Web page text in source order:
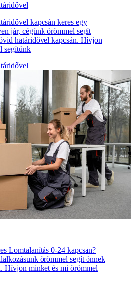
kapcsán keres egy
jár, cégünk örömmel segít
határidővel kapcsán. Hívjon
segítünk
Lomtalanítás 0-24 kapcsán?
örömmel segít önnek
Hívjon minket és mi örömmel